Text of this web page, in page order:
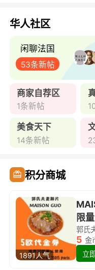
华人社区
闲聊法国
53条新帖
商家自荐区
1条新帖
美食天下
14条新帖
积分商城
1891人气
限
5 金
立